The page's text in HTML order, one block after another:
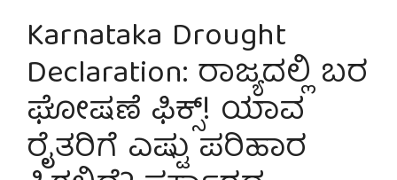
Karnataka Drought
Declaration: ರಾಜ್ಯದಲ್ಲಿ ಬರ
ಘೋಷಣೆ ಫಿಕ್ಸ್! ಯಾವ
ರೈತರಿಗೆ ಎಷ್ಟು ಪರಿಹಾರ